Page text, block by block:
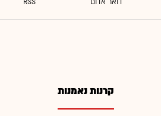
קרנות נאמנות